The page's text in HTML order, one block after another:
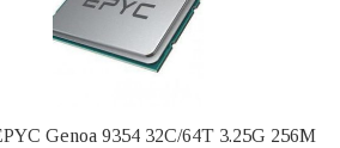
Genoa 9354 32C/64T 3.25G 256M